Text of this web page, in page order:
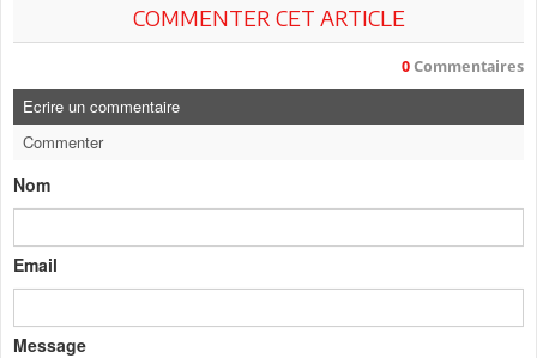
COMMENTER CET ARTICLE
0 Commentaires
Ecrire un commentaire
Commenter
Nom
Email
Message